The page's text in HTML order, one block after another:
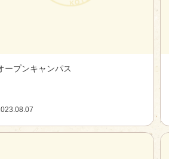
ープンキャンパス